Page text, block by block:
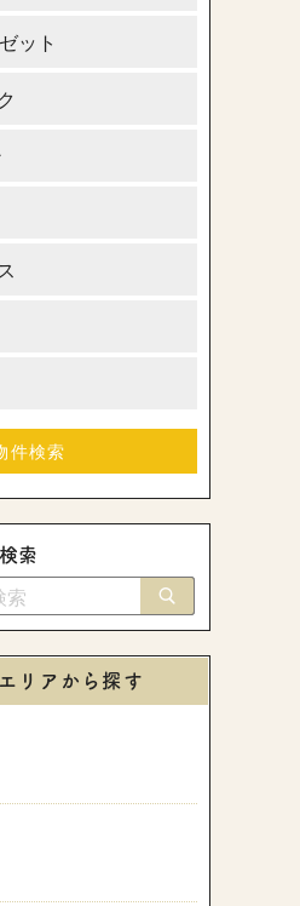
ット
索
リアから探す